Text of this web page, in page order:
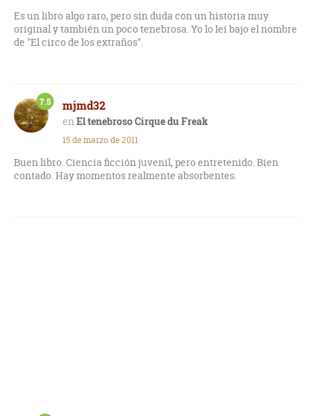
Es un libro algo raro, pero sin duda con un historia muy
original y también un poco tenebrosa. Yo lo leí bajo el nombre
de "El circo de los extraños".
mjmd32
El tenebroso Cirque du Freak
7.5
15 de marzo de 2011
Buen libro. Ciencia ficción juvenil, pero entretenido. Bien
contado. Hay momentos realmente absorbentes.